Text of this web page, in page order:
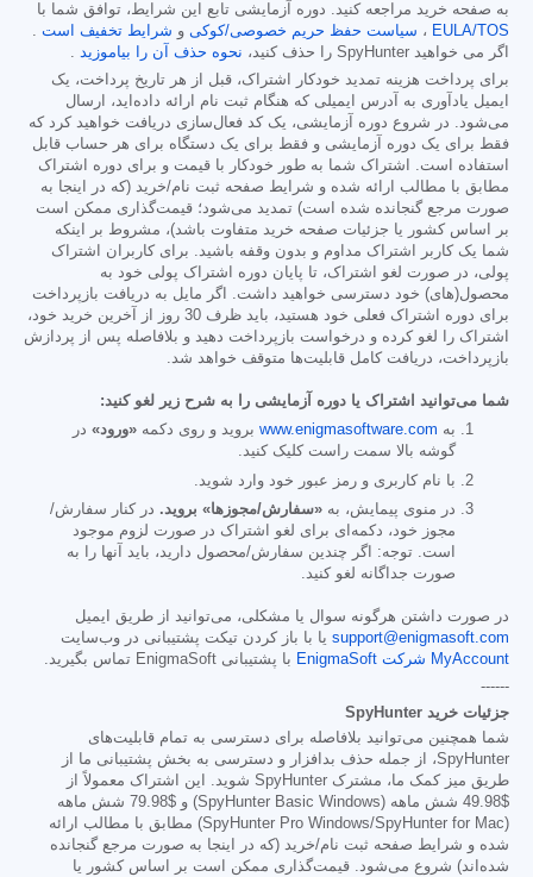
به صفحه خرید مراجعه کنید. دوره آزمایشی تابع این شرایط، توافق شما با
EULA/TOS ، سیاست حفظ حریم خصوصی/کوکی و شرایط تخفیف است .
اگر می خواهید SpyHunter را حذف کنید،
نحوه حذف آن را بیاموزید .
برای پرداخت هزینه تمدید خودکار اشتراک، قبل از هر تاریخ پرداخت، یک
ایمیل یادآوری به آدرس ایمیلی که هنگام ثبت نام ارائه داده‌اید، ارسال
می‌شود. در شروع دوره آزمایشی، یک کد فعال‌سازی دریافت خواهید کرد که
فقط برای یک دوره آزمایشی و فقط برای یک دستگاه برای هر حساب قابل
استفاده است. اشتراک شما به طور خودکار با قیمت و برای دوره اشتراک
مطابق با مطالب ارائه شده و شرایط صفحه ثبت نام/خرید (که در اینجا به
صورت مرجع گنجانده شده است) تمدید می‌شود؛ قیمت‌گذاری ممکن است
بر اساس کشور یا جزئیات صفحه خرید متفاوت باشد)، مشروط بر اینکه
شما یک کاربر اشتراک مداوم و بدون وقفه باشید. برای کاربران اشتراک
پولی، در صورت لغو اشتراک، تا پایان دوره اشتراک پولی خود به
محصول(های) خود دسترسی خواهید داشت. اگر مایل به دریافت بازپرداخت
برای دوره اشتراک فعلی خود هستید، باید ظرف 30 روز از آخرین خرید خود،
اشتراک را لغو کرده و درخواست بازپرداخت دهید و بلافاصله پس از پردازش
بازپرداخت، دریافت کامل قابلیت‌ها متوقف خواهد شد.
شما می‌توانید اشتراک یا دوره آزمایشی را به شرح زیر لغو کنید:
به www.enigmasoftware.com بروید و روی دکمه «ورود» در
گوشه بالا سمت راست کلیک کنید.
با نام کاربری و رمز عبور خود وارد شوید.
در منوی پیمایش، به «سفارش/مجوزها» بروید. در کنار سفارش/
مجوز خود، دکمه‌ای برای لغو اشتراک در صورت لزوم موجود
است. توجه: اگر چندین سفارش/محصول دارید، باید آنها را به
صورت جداگانه لغو کنید.
در صورت داشتن هرگونه سوال یا مشکلی، می‌توانید از طریق ایمیل
support@enigmasoft.com یا با باز کردن تیکت پشتیبانی در وب‌سایت
MyAccount شرکت EnigmaSoft
با پشتیبانی EnigmaSoft تماس بگیرید.
------
جزئیات خرید SpyHunter
شما همچنین می‌توانید بلافاصله برای دسترسی به تمام قابلیت‌های
SpyHunter، از جمله حذف بدافزار و دسترسی به بخش پشتیبانی ما از
طریق میز کمک ما، مشترک SpyHunter شوید. این اشتراک معمولاً از
$49.98
شش ماهه (SpyHunter Basic Windows) و $79.98
شش ماهه
(SpyHunter Pro Windows/SpyHunter for Mac) مطابق با مطالب ارائه
شده و شرایط صفحه ثبت نام/خرید (که در اینجا به صورت مرجع گنجانده
شده‌اند) شروع می‌شود. قیمت‌گذاری ممکن است بر اساس کشور یا